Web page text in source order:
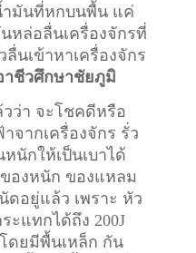
ำมันที่หกบนพื้น แค่
หล่อลื่นเครื่องจักรที่
นเข้าหาเครื่องจักร
าชีวศึกษาชัยภูมิ
ว่า จะโชคดีหรือ
จากเครื่องจักร รั่ว
นักให้เป็นเบาได้
องหนัก ของแหลม
ดอยู่แล้ว เพราะ หัว
ะแทกได้ถึง 200J
ดยมีพื้นเหล็ก กัน